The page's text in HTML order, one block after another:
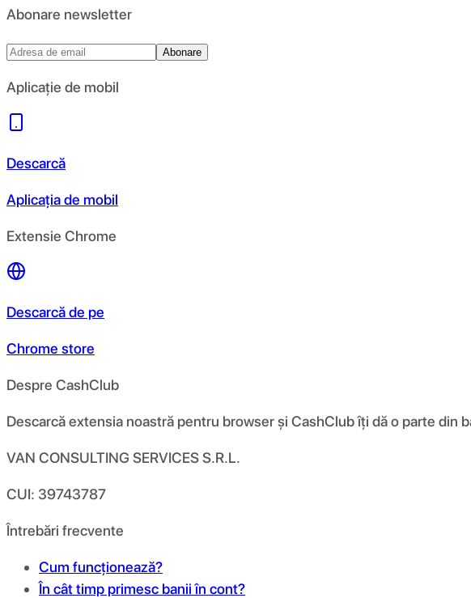
Abonare newsletter
Abonare
Aplicație de mobil
Descarcă
Aplicația de mobil
Extensie Chrome
Descarcă de pe
Chrome store
Despre CashClub
Descarcă extensia noastră pentru browser și CashClub îți dă o parte din
VAN CONSULTING SERVICES S.R.L.
CUI: 39743787
Întrebări frecvente
Cum funcționează?
În cât timp primesc banii în cont?